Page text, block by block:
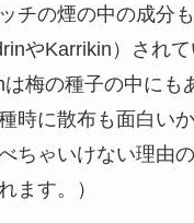
チの煙の中の成分
やKarrikin）されて
梅の種子の中にも
時に散布も面白い
べちゃいけない理由
ます。）